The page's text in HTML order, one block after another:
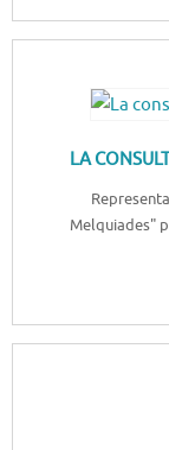
LA
Melquiades"